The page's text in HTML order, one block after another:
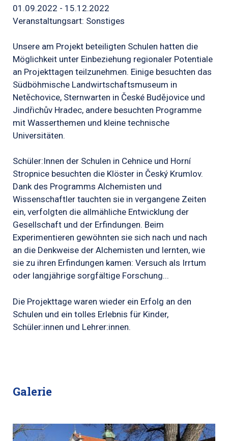
01.09.2022 - 15.12.2022
Veranstaltungsart: Sonstiges
Unsere am Projekt beteiligten Schulen hatten die
Möglichkeit unter Einbeziehung regionaler Potentiale
an Projekttagen teilzunehmen. Einige besuchten das
Südböhmische Landwirtschaftsmuseum in
Netěchovice, Sternwarten in České Budějovice und
Jindřichův Hradec, andere besuchten Programme
mit Wasserthemen und kleine technische
Universitäten.
Schüler:Innen der Schulen in Cehnice und Horní
Stropnice besuchten die Klöster in Český Krumlov.
Dank des Programms Alchemisten und
Wissenschaftler tauchten sie in vergangene Zeiten
ein, verfolgten die allmähliche Entwicklung der
Gesellschaft und der Erfindungen. Beim
Experimentieren gewöhnten sie sich nach und nach
an die Denkweise der Alchemisten und lernten, wie
sie zu ihren Erfindungen kamen: Versuch als Irrtum
oder langjährige sorgfältige Forschung...
Die Projekttage waren wieder ein Erfolg an den
Schulen und ein tolles Erlebnis für Kinder,
Schüler:innen und Lehrer:innen.
Galerie